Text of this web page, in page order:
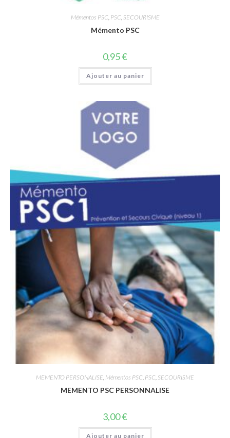
Mémentos PSC PSC SECOURISME
Mémento PSC
0,95€
Ajouter au panier
MEMENTO PERSONALISE, Mémentos PSC, PSC, SECOURISME
MEMENTO PSC PERSONNALISE
3,00€
Ajouter au panier